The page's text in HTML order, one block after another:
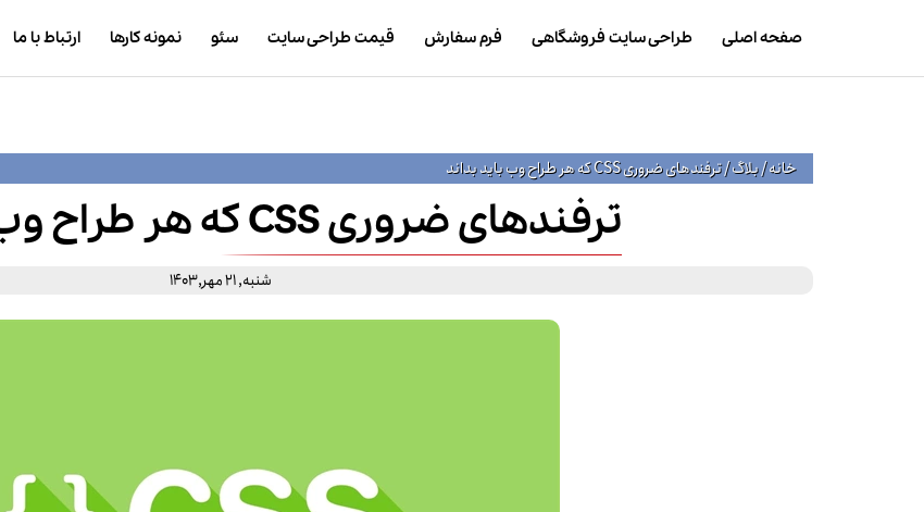
صفحه اصلی طراحی سایت فروشگاهی فرم سفارش قیمت طراحی سایت سئو نمونه کارها ارتباط با ما
خانه/بلاگ/ترفندهای ضروری CSS که هر طراح وب باید بداند
ترفندهای ضروری CSS که هر طراح وب باید بداند
شنبه, 21 مهر,1403